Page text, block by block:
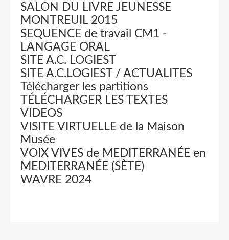
SALON DU LIVRE JEUNESSE
MONTREUIL 2015
SEQUENCE de travail CM1 -
LANGAGE ORAL
SITE A.C. LOGIEST
SITE A.C.LOGIEST / ACTUALITES
Télécharger les partitions
TÉLÉCHARGER LES TEXTES
VIDEOS
VISITE VIRTUELLE de la Maison
Musée
VOIX VIVES de MEDITERRANÉE en
MEDITERRANÉE (SÈTE)
WAVRE 2024